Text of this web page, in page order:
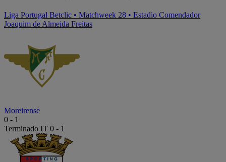
Liga Portugal Betclic • Matchweek 28 • Estadio Comendador
Joaquim de Almeida Freitas
Moreirense
0 - 1
Terminado IT 0 - 1